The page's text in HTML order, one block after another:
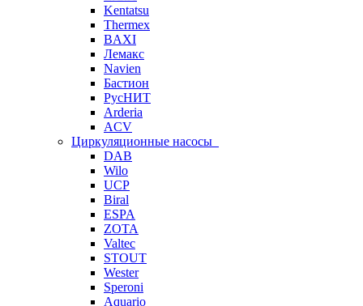
Kentatsu
Thermex
BAXI
Лемакс
Navien
Бастион
РусНИТ
Arderia
ACV
Циркуляционные насосы
DAB
Wilo
UCP
Biral
ESPA
ZOTA
Valtec
STOUT
Wester
Speroni
Aquario